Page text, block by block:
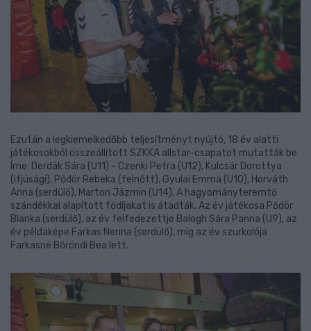
Ezután a legkiemelkedőbb teljesítményt nyújtó, 18 év alatti
játékosokból összeállított SZKKA allstar-csapatot mutatták be.
Íme: Derdák Sára (U11) - Czenki Petra (U12), Kulcsár Dorottya
(ifjúsági), Pődör Rebeka (felnőtt), Gyulai Emma (U10), Horváth
Anna (serdülő), Marton Jázmin (U14). A hagyományteremtő
szándékkal alapított fődíjakat is átadták. Az év játékosa Pődör
Blanka (serdülő), az év felfedezettje Balogh Sára Panna (U9), az
év példaképe Farkas Nerina (serdülő), míg az év szurkolója
Farkasné Bőröndi Bea lett.